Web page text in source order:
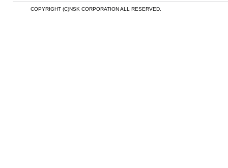
COPYRIGHT (C)NSK CORPORATION ALL RESERVED.